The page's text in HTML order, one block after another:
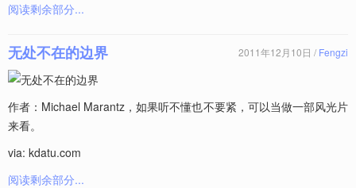
阅读剩余部分...
无处不在的边界 2011年12月10日 / Fengzi
作者：Michael Marantz，如果听不懂也不要紧，可以当做一部风光片
来看。
via: kdatu.com
阅读剩余部分...